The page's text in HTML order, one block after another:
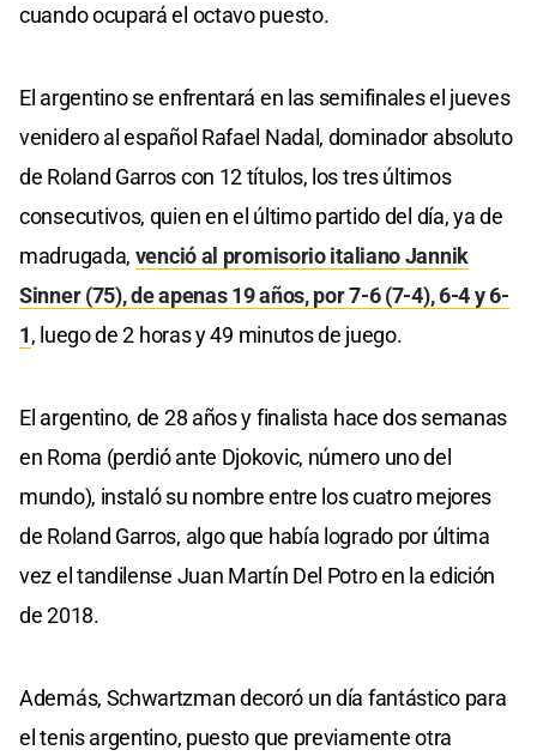
cuando ocupará el octavo puesto.
El argentino se enfrentará en las semifinales el jueves
venidero al español Rafael Nadal, dominador absoluto
de Roland Garros con 12 títulos, los tres últimos
consecutivos, quien en el último partido del día, ya de
madrugada, venció al promisorio italiano Jannik
Sinner (75), de apenas 19 años, por 7-6 (7-4), 6-4 y 6-
1, luego de 2 horas y 49 minutos de juego.
El argentino, de 28 años y finalista hace dos semanas
en Roma (perdió ante Djokovic, número uno del
mundo), instaló su nombre entre los cuatro mejores
de Roland Garros, algo que había logrado por última
vez el tandilense Juan Martín Del Potro en la edición
de 2018.
Además, Schwartzman decoró un día fantástico para
el tenis argentino, puesto que previamente otra